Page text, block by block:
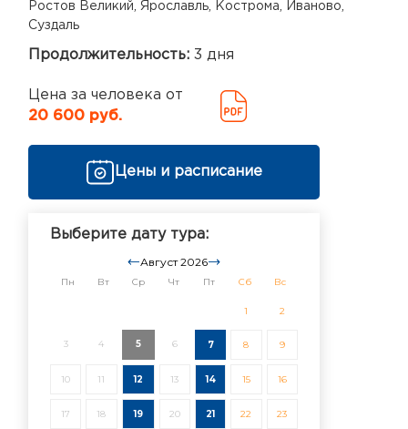
Ростов Великий, Ярославль, Кострома, Иваново,
Суздаль
Продолжительность: 3 дня
Цена за человека от
20 600 руб.
Цены и расписание
Выберите дату тура:
Август 2026
Пн Вт Ср Чт Пт Сб Вс
1 2
3 4 5 6 7 8 9
10 11 12 13 14 15 16
17 18 19 20 21 22 23